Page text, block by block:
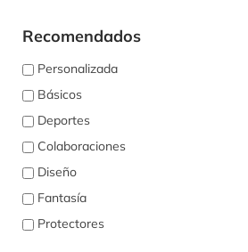
Recomendados
Personalizada
Básicos
Deportes
Colaboraciones
Diseño
Fantasía
Protectores